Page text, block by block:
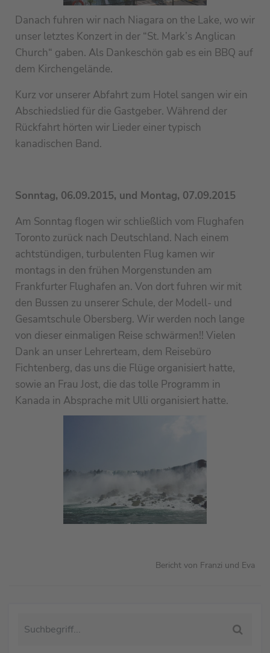
Danach fuhren wir nach Niagara on the Lake, wo wir
unser letztes Konzert in der “St. Mark’s Anglican
Church“ gaben. Als Dankeschön gab es ein BBQ auf
dem Kirchengelände.
Kurz vor unserer Abfahrt zum Hotel sangen wir ein
Abschiedslied für die Gastgeber. Während der
Rückfahrt hörten wir Lieder einer typisch
kanadischen Band.
Sonntag, 06.09.2015, und Montag, 07.09.2015
Am Sonntag flogen wir schließlich vom Flughafen
Toronto zurück nach Deutschland. Nach einem
achtstündigen, turbulenten Flug kamen wir
montags in den frühen Morgenstunden am
Frankfurter Flughafen an. Von dort fuhren wir mit
den Bussen zu unserer Schule, der Modell- und
Gesamtschule Obersberg. Wir werden noch lange
von dieser einmaligen Reise schwärmen!! Vielen
Dank an unser Lehrerteam, dem Reisebüro
Fichtenberg, das uns die Flüge organisiert hatte,
sowie an Frau Jost, die das tolle Programm in
Kanada in Absprache mit Ulli organisiert hatte.
Bericht von Franzi und Eva